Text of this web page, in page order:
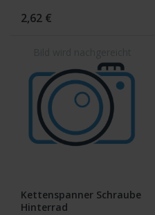
2,62 €
Kettenspanner Schraube
Hinterrad